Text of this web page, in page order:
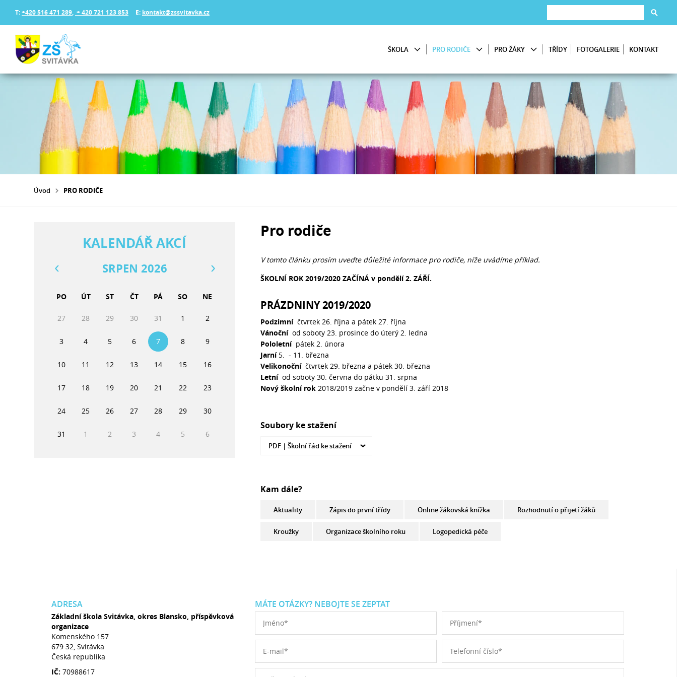
T:+420 516 471 289, + 420 721 123 853 E: kontakt@zssvitavka.cz
ŠKOLA PRO RODIČE PRO ŽÁKY TŘÍDY FOTOGALERIE KONTAKT
Úvod PRO RODIČE
Pro rodiče
V tomto článku prosím uveďte důležité informace pro rodiče, níže uvádíme příklad.
ŠKOLNÍ ROK 2019/2020 ZAČÍNÁ v pondělí 2. ZÁŘÍ.
PRÁZDNINY 2019/2020
Podzimní čtvrtek 26. října a pátek 27. října
Vánoční od soboty 23. prosince do úterý 2. ledna
Pololetní pátek 2. února
Jarní5. - 11. března
Velikonočníčtvrtek 29. března a pátek 30. března
Letníod soboty 30. června do pátku 31. srpna
Nový školní rok 2018/2019 začne v pondělí 3. září 2018
Soubory ke stažení
PDF |Školní řád ke stažení
Kam dále?
Aktuality Zápis do první třídy Online žákovská knížka Rozhodnutí o přijetí žáků
Kroužky Organizace školního roku Logopedická péče
KALENDÁŘ AKCÍ
SRPEN 2026
PO ÚT ST ČT PÁ SO NE
27 28 29 30 31 1 2
3 4 5 6 7 8 9
10 11 12 13 14 15 16
17 18 19 20 21 22 23
24 25 26 27 28 29 30
31 1 2 3 4 5 6
ADRESA
Základní škola Svitávka, okres Blansko, příspěvková
organizace
Komenského 157
679 32, Svitávka
Česká republika
IČ: 70988617
MÁTE OTÁZKY? NEBOJTE SE ZEPTAT